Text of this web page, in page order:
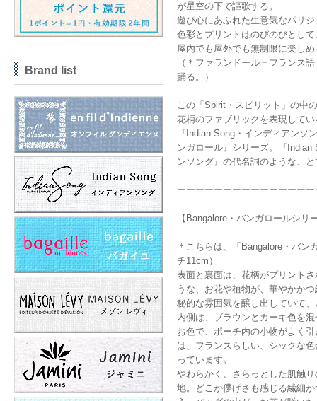
が星空の下で謳歌する。
遊び心にあふれた生意気なパリ
色彩とプリントはのびのびとし
屋内でも屋外でも無制限に楽し
（＊ファランドール＝フランス
踊る。）
この「Spirit・スピリット」の中
花柄のファブリックを表現して
『Indian Song・インディアン
ンガロール』シリーズ。『
ンソング』の代名詞のような、
ーーーーーーーーーーーーーー
【Bangalore・バンガロールシリ
＊こちらは、「Bangalore・バ
チ11cm）
表面と裏面は、花柄がプリント
うな、お花や植物が、華やかか
秘的な雰囲気を醸し出していて
内側は、ブラウンとカーキ色を
お色で、ポーチ内の小物がよく
は、フランスらしい、シックな
っています。
やわらかく、さらっとした肌触
地。どこか儚げさも感じる繊細
Brand list